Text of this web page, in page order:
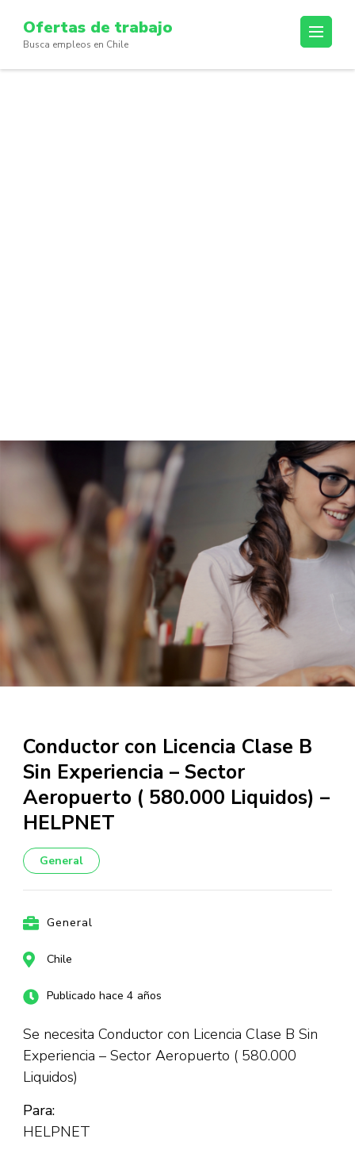
content
(Press
Ofertas de trabajo
Busca empleos en Chile
Conductor con Licencia Clase B
Sin Experiencia – Sector
Aeropuerto ( 580.000 Liquidos) –
HELPNET
General
General
Chile
Publicado hace 4 años
Se necesita Conductor con Licencia Clase B Sin
Experiencia – Sector Aeropuerto ( 580.000
Liquidos)
Para:
HELPNET